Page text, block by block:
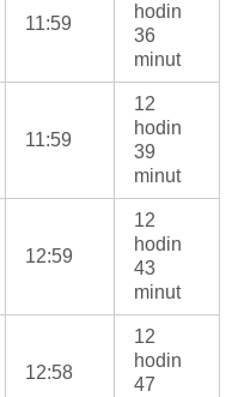
11:59
hodin
36
minut
11:59
12
hodin
39
minut
12:59
12
hodin
43
minut
12:58
12
hodin
47